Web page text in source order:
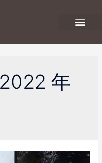
2022 年